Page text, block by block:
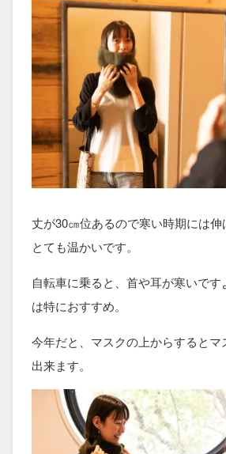
丈が30㎝位あるので寒い時期には伸
とても温かいです。
自転車に乗ると、首や耳が寒いで
は特におすすめ。
今年だと、マスクの上からするとマ
出来ます。